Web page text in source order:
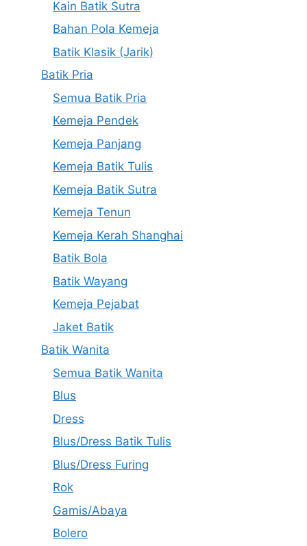
Kain Batik Sutra
Bahan Pola Kemeja
Batik Klasik (Jarik)
Batik Pria
Semua Batik Pria
Kemeja Pendek
Kemeja Panjang
Kemeja Batik Tulis
Kemeja Batik Sutra
Kemeja Tenun
Kemeja Kerah Shanghai
Batik Bola
Batik Wayang
Kemeja Pejabat
Jaket Batik
Batik Wanita
Semua Batik Wanita
Blus
Dress
Blus/Dress Batik Tulis
Blus/Dress Furing
Rok
Gamis/Abaya
Bolero